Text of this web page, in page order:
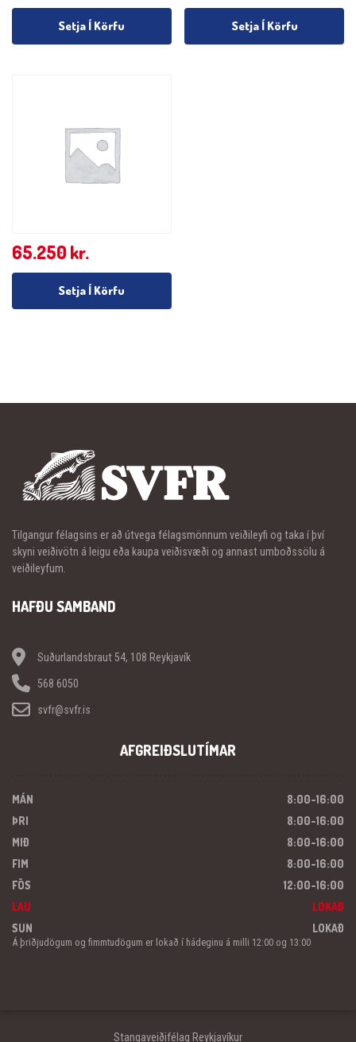
Setja Í Körfu Setja Í Körfu
65.250 kr.
Setja Í Körfu
Tilgangur félagsins er að útvega félagsmönnum veiðileyfi og taka í því
skyni veiðivötn á leigu eða kaupa veiðisvæði og annast umboðssölu á
veiðileyfum.
HAFÐU SAMBAND
Suðurlandsbraut 54, 108 Reykjavík
568 6050
svfr@svfr.is
AFGREIÐSLUTÍMAR
MÁN
8:00-16:00
ÞRI
8:00-16:00
MIÐ
8:00-16:00
FIM
8:00-16:00
FÖS
12:00-16:00
LAU
LOKAÐ
SUN
LOKAÐ
Á þriðjudögum og fimmtudögum er lokað í hádeginu á milli 12:00 og 13:00
Stangaveiðifélag Reykjavíkur